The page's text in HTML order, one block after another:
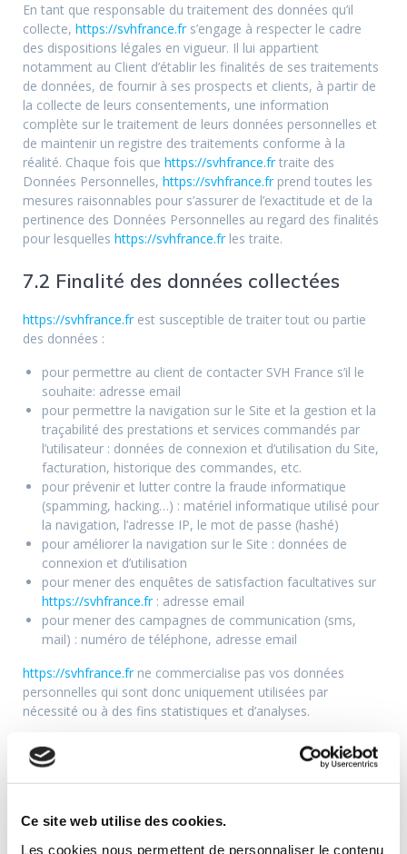
Ce site web utilise des cookies.
Les cookies nous permettent de personnaliser le contenu
En tant que responsable du traitement des données qu’il
collecte, https://svhfrance.frs’engage à respecter le cadre
des dispositions légales en vigueur. Il lui appartient
notamment au Client d’établir les finalités de ses traitements
de données, de fournir à ses prospects et clients, à partir de
la collecte de leurs consentements, une information
complète sur le traitement de leurs données personnelles et
de maintenir un registre des traitements conforme à la
réalité. Chaque fois que https://svhfrance.frtraite des
Données Personnelles, https://svhfrance.frprend toutes les
mesures raisonnables pour s’assurer de l’exactitude et de la
pertinence des Données Personnelles au regard des finalités
pour lesquelles https://svhfrance.frles traite.
7.2 Finalité des données collectées
https://svhfrance.frest susceptible de traiter tout ou partie
des données :
pour permettre au client de contacter SVH France s’il le
souhaite: adresse email
pour permettre la navigation sur le Site et la gestion et la
traçabilité des prestations et services commandés par
l’utilisateur : données de connexion et d’utilisation du Site,
facturation, historique des commandes, etc.
pour prévenir et lutter contre la fraude informatique
(spamming, hacking…) : matériel informatique utilisé pour
la navigation, l’adresse IP, le mot de passe (hashé)
pour améliorer la navigation sur le Site : données de
connexion et d’utilisation
pour mener des enquêtes de satisfaction facultatives sur
https://svhfrance.fr: adresse email
pour mener des campagnes de communication (sms,
mail) : numéro de téléphone, adresse email
https://svhfrance.frne commercialise pas vos données
personnelles qui sont donc uniquement utilisées par
nécessité ou à des fins statistiques et d’analyses.
7.3 Droit d’accès, de rectification et
d’opposition
Conformément à la réglementation européenne en vigueur,